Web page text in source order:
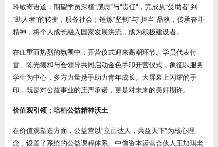
玲敏寄语道：期望学员深植“感恩”与“责任”，完成从“受助者”到
“助人者”的转变，服务社会；锤炼“坚韧”与“担当”品格，传承奋斗
精神，将个人成长融入国家发展洪流，成为积极建设者。
在庄重而热烈的氛围中，开营仪式迎来高潮环节。学员代表付
雷、陈光德和与会领导共同启动金色手印开营仪式，象征以服务
学生为中心，多方力量携手助力青年成长。大屏幕上闪耀的手
印，既是对公益事业的庄严承诺，更是对未来的美好期许。
价值观引领：培植公益精神沃土
在价值观塑造方面，公益营以“立己达人，共益天下”为核心理
念，设置了系统的公益课程体系。中信资本运营合伙人王加琪老